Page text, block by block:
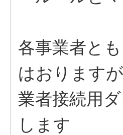
各事業者と
はおります
業者接続用
します